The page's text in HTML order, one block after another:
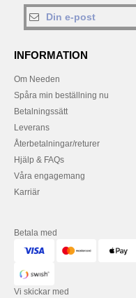
INFORMATION
Om Needen
Spåra min beställning nu
Betalningssätt
Leverans
Återbetalningar/returer
Hjälp & FAQs
Våra engagemang
Karriär
Betala med
Vi skickar med